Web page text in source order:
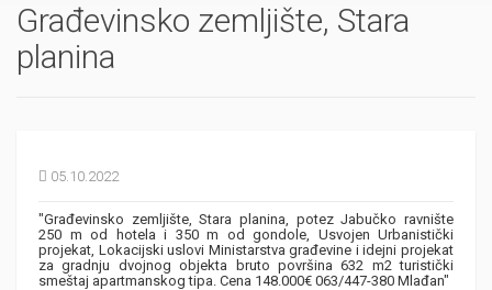
Građevinsko zemljište, Stara
planina
05.10.2022
"Građevinsko zemljište, Stara planina, potez Jabučko ravnište
250 m od hotela i 350 m od gondole, Usvojen Urbanistički
projekat, Lokacijski uslovi Ministarstva građevine i idejni projekat
za gradnju dvojnog objekta bruto površina 632 m2 turistički
smeštaj apartmanskog tipa. Cena 148.000€ 063/447-380 Mlađan"